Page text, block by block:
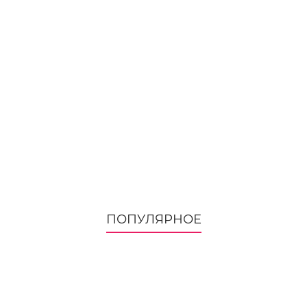
ПОПУЛЯРНОЕ